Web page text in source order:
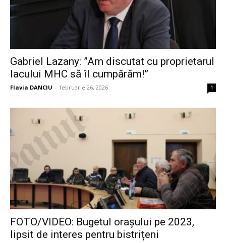
Gabriel Lazany: ”Am discutat cu proprietarul
lacului MHC să îl cumpărăm!”
Flavia DANCIU - februarie 26, 2026 1
FOTO/VIDEO: Bugetul orașului pe 2023,
lipsit de interes pentru bistrițeni